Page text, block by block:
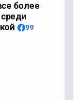
более
99